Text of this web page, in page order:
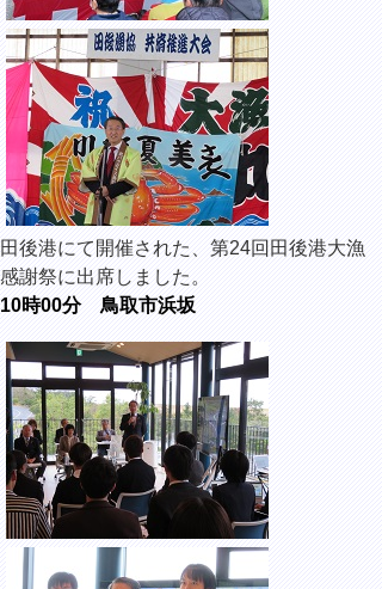
田後港にて開催された、第24回田後港大漁
感謝祭に出席しました。
10時00分 鳥取市浜坂